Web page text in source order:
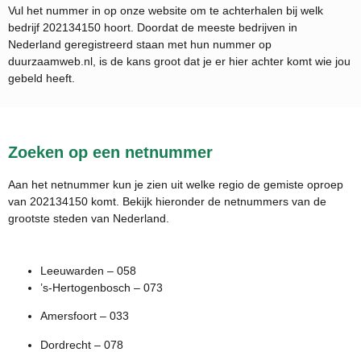
Vul het nummer in op onze website om te achterhalen bij welk
bedrijf 202134150 hoort. Doordat de meeste bedrijven in
Nederland geregistreerd staan met hun nummer op
duurzaamweb.nl, is de kans groot dat je er hier achter komt wie jou
gebeld heeft.
Zoeken op een netnummer
Aan het netnummer kun je zien uit welke regio de gemiste oproep
van 202134150 komt. Bekijk hieronder de netnummers van de
grootste steden van Nederland.
Leeuwarden – 058
’s-Hertogenbosch – 073
Amersfoort – 033
Dordrecht – 078